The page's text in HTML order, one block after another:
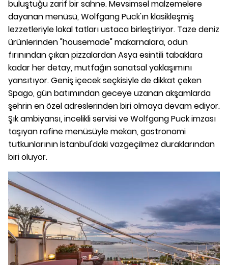
buluştuğu zarif bir sahne. Mevsimsel malzemelere
dayanan menüsü, Wolfgang Puck'ın klasikleşmiş
lezzetleriyle lokal tatları ustaca birleştiriyor. Taze deniz
ürünlerinden "housemade" makarnalara, odun
fırınından çıkan pizzalardan Asya esintili tabaklara
kadar her detay, mutfağın sanatsal yaklaşımını
yansıtıyor. Geniş içecek seçkisiyle de dikkat çeken
Spago, gün batımından geceye uzanan akşamlarda
şehrin en özel adreslerinden biri olmaya devam ediyor.
Şık ambiyansı, incelikli servisi ve Wolfgang Puck imzası
taşıyan rafine menüsüyle mekan, gastronomi
tutkunlarının İstanbul'daki vazgeçilmez duraklarından
biri oluyor.